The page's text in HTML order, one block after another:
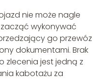
nie może nagle
zacząć wykonywać
go przewóz
dokumentami. Brak
zlecenia jest jedną z
kabotażu za